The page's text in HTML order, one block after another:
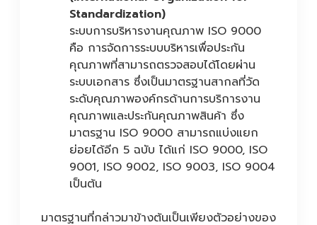
Standardization)
ระบบการบริหารงานคุณภาพ ISO 9000
คือ การจัดการระบบบริหารเพื่อประกัน
คุณภาพที่สามารถตรวจสอบได้โดยผ่าน
ระบบเอกสาร ซึ่งเป็นมาตรฐานสากลที่วัด
ระดับคุณภาพองค์กรด้านการบริการงาน
คุณภาพและประกันคุณภาพสินค้า ซึ่ง
มาตรฐาน ISO 9000 สามารถแบ่งแยก
ย่อยได้อีก 5 ฉบับ ได้แก่ ISO 9000, ISO
9001, ISO 9002, ISO 9003, ISO 9004
เป็นต้น
มาตรฐานที่กล่าวมาข้างต้นเป็นเพียงตัวอย่างของ